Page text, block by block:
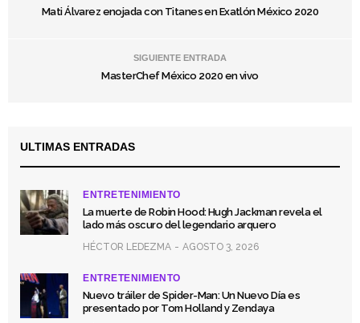
Mati Álvarez enojada con Titanes en Exatlón México 2020
SIGUIENTE ENTRADA
MasterChef México 2020 en vivo
ULTIMAS ENTRADAS
ENTRETENIMIENTO
La muerte de Robin Hood: Hugh Jackman revela el
lado más oscuro del legendario arquero
HÉCTOR LEDEZMA AGOSTO 3, 2026
ENTRETENIMIENTO
Nuevo tráiler de Spider-Man: Un Nuevo Día es
presentado por Tom Holland y Zendaya